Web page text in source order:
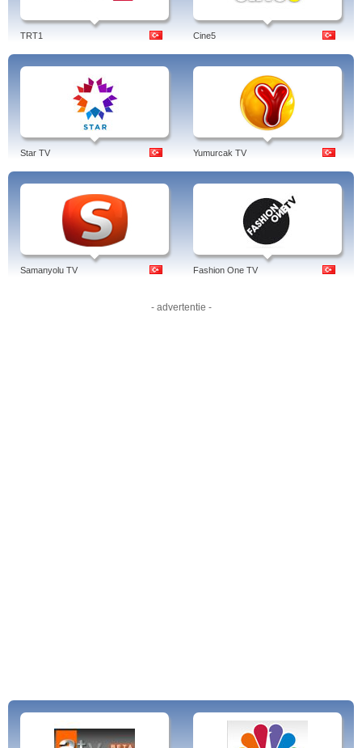
Tags: türkmeneli tv, haftalık yayın akışı, canlı seyret, pokemon, frekans 2012,
dedeler yadigarı, frekans 2013, canlı yayın, yayın akışı, türkmeneli tv, frekans,
canli yayin, canli izle, frekansi, ipad, canli, ipod, izle, samsung, live, frequency,
smartphone, arabsat, türkmeneli tv, türkiye, türk.
TRT1 Cine5
Star TV Yumurcak TV
Samanyolu TV Fashion One TV
- advertentie -